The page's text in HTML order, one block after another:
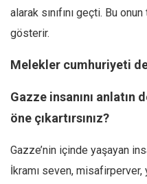
alarak sınıfını geçti. Bu
gösterir.
Melekler cumhuriyeti
Gazze insanını
öne çıkartırsınız?
Gazze’nin içinde yaşayan
İkramı seven, misafirperver,